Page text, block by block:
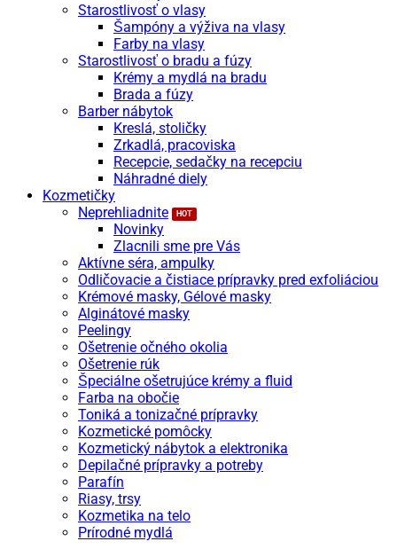
Starostlivosť o vlasy
Šampóny a výživa na vlasy
Farby na vlasy
Starostlivosť o bradu a fúzy
Krémy a mydlá na bradu
Brada a fúzy
Barber nábytok
Kreslá, stoličky
Zrkadlá, pracoviska
Recepcie, sedačky na recepciu
Náhradné diely
Kozmetičky
Neprehliadnite
Novinky
Zlacnili sme pre Vás
Aktívne séra, ampulky
Odličovacie a čistiace prípravky pred exfoliáciou
Krémové masky, Gélové masky
Alginátové masky
Peelingy
Ošetrenie očného okolia
Ošetrenie rúk
Špeciálne ošetrujúce krémy a fluid
Farba na obočie
Toniká a tonizačné prípravky
Kozmetické pomôcky
Kozmetický nábytok a elektronika
Depilačné prípravky a potreby
Parafín
Riasy, trsy
Kozmetika na telo
Prírodné mydlá